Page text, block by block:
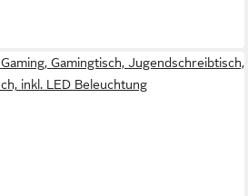
Gamingtisch, Jugendschreibtisch,
inkl. LED Beleuchtung